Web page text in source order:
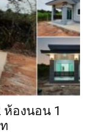
ห้องนอน 1